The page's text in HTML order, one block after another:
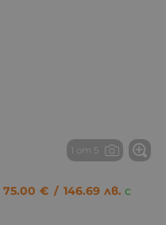
1 от 5
75.00 € / 146.69 лв. с